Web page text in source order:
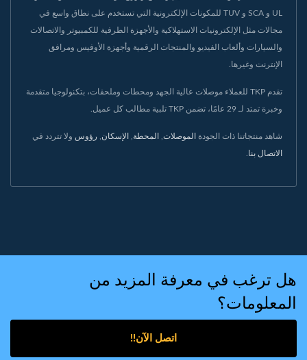
UL و SCA و TUV للمكونات الإلكترونية التي تستخدم على نطاق واسع في
مجالات مثل الإلكترونيات الاستهلاكية والأجهزة الطرفية للكمبيوتر والاتصالات
والسيارات وألعاب الفيديو والمنتجات الرقمية وأجهزة الأوفيس ومرافق
الإنترنت وغيرها.
تقدم TKP للعملاء موصلات عالية الجهد ومحطات وملحقات، بتكنولوجيا متقدمة
وخبرة تمتد لـ 29 عامًا، تضمن TKP تلبية مطالب كل عميل.
شاهد منتجاتنا ذات الجودة الموصلات المحطة الإسكان رؤوس ولا تتردد في
الاتصال بنا
هل ترغب في معرفة المزيد من
المعلومات؟
اتصل الآن!!